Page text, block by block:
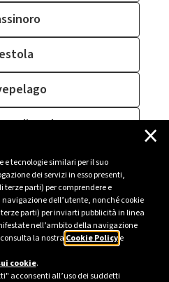
e tecnologie similari per il suo
dei servizi in esso presenti,
terze parti) per comprendere e
dell’utente, nonché cookie
parti) per inviarti pubblicità in linea
nell’ambito della navigazione
la nostra Cookie Policye
cookie.
acconsenti all’uso dei suddetti
×
di Modena
o una PA?